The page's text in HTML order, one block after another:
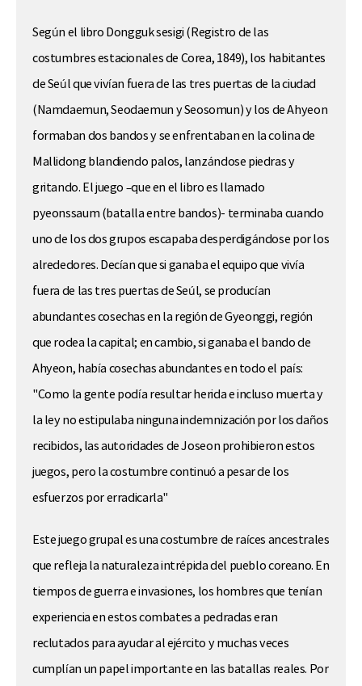
Según el libro Dongguk sesigi (Registro de las
costumbres estacionales de Corea, 1849), los habitantes
de Seúl que vivían fuera de las tres puertas de la ciudad
(Namdaemun, Seodaemun y Seosomun) y los de Ahyeon
formaban dos bandos y se enfrentaban en la colina de
Mallidong blandiendo palos, lanzándose piedras y
gritando. El juego –que en el libro es llamado
pyeonssaum (batalla entre bandos)- terminaba cuando
uno de los dos grupos escapaba desperdigándose por los
alrededores. Decían que si ganaba el equipo que vivía
fuera de las tres puertas de Seúl, se producían
abundantes cosechas en la región de Gyeonggi, región
que rodea la capital; en cambio, si ganaba el bando de
Ahyeon, había cosechas abundantes en todo el país:
"Como la gente podía resultar herida e incluso muerta y
la ley no estipulaba ninguna indemnización por los daños
recibidos, las autoridades de Joseon prohibieron estos
juegos, pero la costumbre continuó a pesar de los
esfuerzos por erradicarla"
Este juego grupal es una costumbre de raíces ancestrales
que refleja la naturaleza intrépida del pueblo coreano. En
tiempos de guerra e invasiones, los hombres que tenían
experiencia en estos combates a pedradas eran
reclutados para ayudar al ejército y muchas veces
cumplían un papel importante en las batallas reales. Por